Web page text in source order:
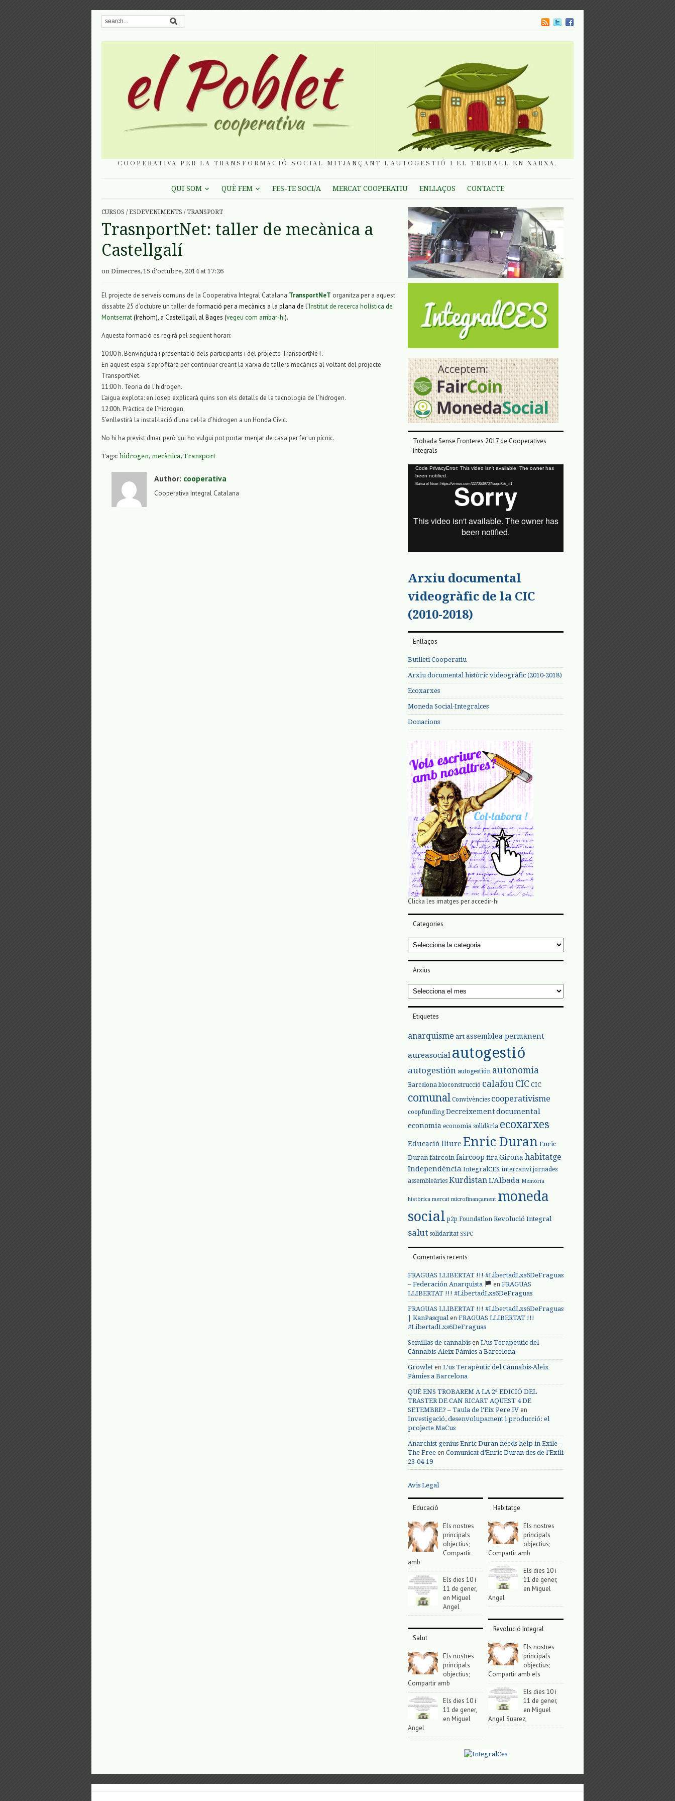
COOPERATIVA PER LA TRANSFORMACIÓ SOCIAL MITJANÇANT L'AUTOGESTIÓ I EL TREBALL EN XARXA.
QUI SOM QUÈ FEM FES-TE SOCI/A MERCAT COOPERATIU ENLLAÇOS CONTACTE
CURSOS / ESDEVENIMENTS / TRANSPORT
TrasnportNet: taller de mecànica a
Castellgalí
on Dimecres, 15 d'octubre, 2014 at 17:26
El projecte de serveis comuns de la Cooperativa Integral Catalana TransportNeT organitza per a aquest
dissabte 25 d’octubre un taller de formació per a mecànics a la plana de l’Institut de recerca holística de
Montserrat(Irehom), a Castellgalí, al Bages (vegeu com arribar-hi).
Aquesta formació es regirà pel següent horari:
10:00 h. Benvinguda i presentació dels participants i del projecte TransportNeT.
En aquest espai s’aprofitarà per continuar creant la xarxa de tallers mecànics al voltant del projecte
TransportNet.
11:00 h. Teoria de l’hidrogen.
L’aigua explota: en Josep explicarà quins son els detalls de la tecnologia de l’hidrogen.
12:00h. Pràctica de l’hidrogen.
S’enllestirà la instal·lació d’una cel·la d’hidrogen a un Honda Cívic.
No hi ha previst dinar, però qui ho vulgui pot portar menjar de casa per fer un pícnic.
Tags: hidrogen, mecànica, Transport
Author: cooperativa
Cooperativa Integral Catalana
Trobada Sense Fronteres 2017 de Cooperatives
Integrals
Reproductor
vídeo
Code PrivacyError: This video isn't available. The owner has
been notified.
Baixa el fitxer: https://vimeo.com/227063970?loop=0&_=1
Arxiu documental
videogràfic de la CIC
(2010-2018)
Enllaços
Butlletí Cooperatiu
Arxiu documental històric videogràfic (2010-2018)
Ecoxarxes
Moneda Social-Integralces
Donacions
Clicka les imatges per accedir-hi
Categories
Categories
Arxius
Arxius
Etiquetes
anarquisme art assemblea permanent
aureasocial autogestió
autogestión autogestión autonomia
Barcelona bioconstrucció calafou CIC CIC
comunal Convivències cooperativisme
coopfunding Decreixementdocumental
economia economia solidària ecoxarxes
Educació lliure Enric Duran Enric
Duran faircoin faircoop fira Girona habitatge
Independència IntegralCES intercanvi jornades
assembleàries Kurdistan L'Albada Memòria
històrica mercat microfinançament moneda
social p2p Foundation Revolució Integral
salut solidaritat SSPC
Comentaris recents
FRAGUAS LLIBERTAT !!! #LibertadLxs6DeFraguas
– Federación Anarquista
en FRAGUAS
LLIBERTAT !!! #LibertadLxs6DeFraguas
FRAGUAS LLIBERTAT !!! #LibertadLxs6DeFraguas
| KanPasqualen FRAGUAS LLIBERTAT !!!
#LibertadLxs6DeFraguas
Semillas de cannabis en L’us Terapèutic del
Cànnabis-Aleix Pàmies a Barcelona
Growlet en L’us Terapèutic del Cànnabis-Aleix
Pàmies a Barcelona
QUÈ ENS TROBAREM A LA 2ª EDICIÓ DEL
TRASTER DE CAN RICART AQUEST 4 DE
SETEMBRE? – Taula de l'Eix Pere IV en
Investigació, desenvolupament i producció: el
projecte MaCus
Anarchist genius Enric Duran needs help in Exile –
The Free en Comunicat d’Enric Duran des de l’Exili
23-04-19
Avis Legal
Educació
Els nostres
principals
objectius;
Compartir
amb
Els dies 10 i
11 de gener,
en Miguel
Angel
Salut
Els nostres
principals
objectius;
Compartir amb
Els dies 10 i
11 de gener,
en Miguel
Angel
Habitatge
Els nostres
principals
objectius;
Compartir amb
Els dies 10 i
11 de gener,
en Miguel
Angel
Revolució Integral
Els nostres
principals
objectius;
Compartir amb els
Els dies 10 i
11 de gener,
en Miguel
Angel Suarez,